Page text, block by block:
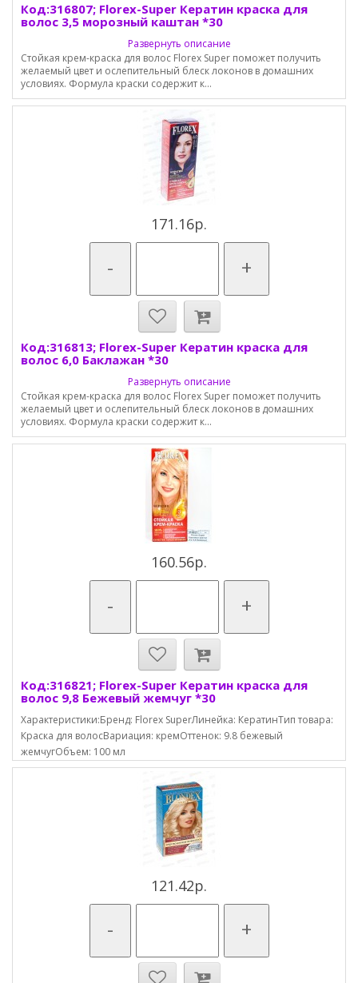
Код:316807; Florex-Super Кератин краска для
волос 3,5 морозный каштан *30
Развернуть описание
Стойкая крем-краска для волос Florex Super поможет получить
желаемый цвет и ослепительный блеск локонов в домашних
условиях. Формула краски содержит к...
171.16р.
- +
Код:316813; Florex-Super Кератин краска для
волос 6,0 Баклажан *30
Развернуть описание
Стойкая крем-краска для волос Florex Super поможет получить
желаемый цвет и ослепительный блеск локонов в домашних
условиях. Формула краски содержит к...
160.56р.
- +
Код:316821; Florex-Super Кератин краска для
волос 9,8 Бежевый жемчуг *30
Характеристики:Бренд: Florex SuperЛинейка: КератинТип товара:
Краска для волосВариация: кремОттенок: 9.8 бежевый
жемчугОбъем: 100 мл
121.42р.
- +